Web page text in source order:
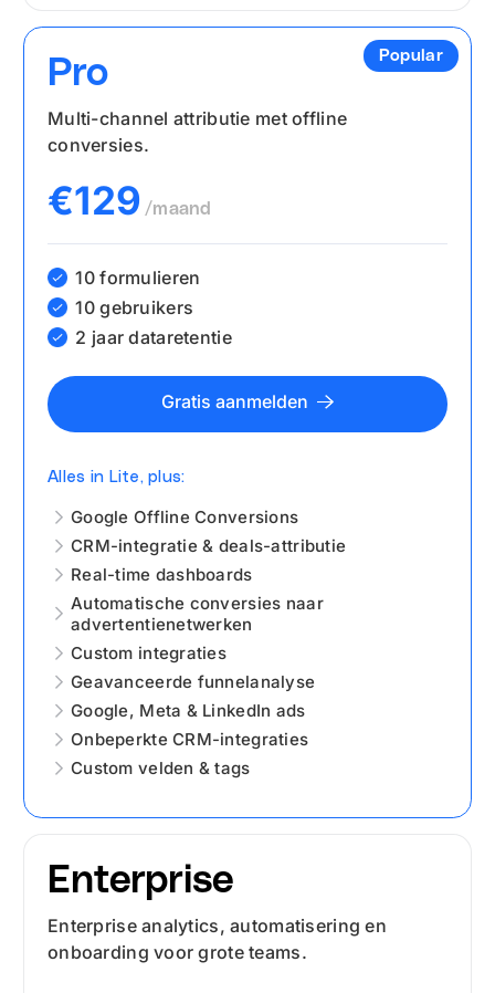
Popular
Pro
Multi-channel attributie met offline
conversies.
€129 /maand
10 formulieren
10 gebruikers
2 jaar dataretentie
Gratis aanmelden
Alles in Lite, plus:
Google Offline Conversions
CRM-integratie& deals-attributie
Real-time dashboards
Automatische conversies naar
advertentienetwerken
Custom integraties
Geavanceerde funnelanalyse
Google, Meta &LinkedIn ads
Onbeperkte CRM-integraties
Custom velden & tags
Enterprise
Enterprise analytics, automatisering en
onboarding voor grote teams.